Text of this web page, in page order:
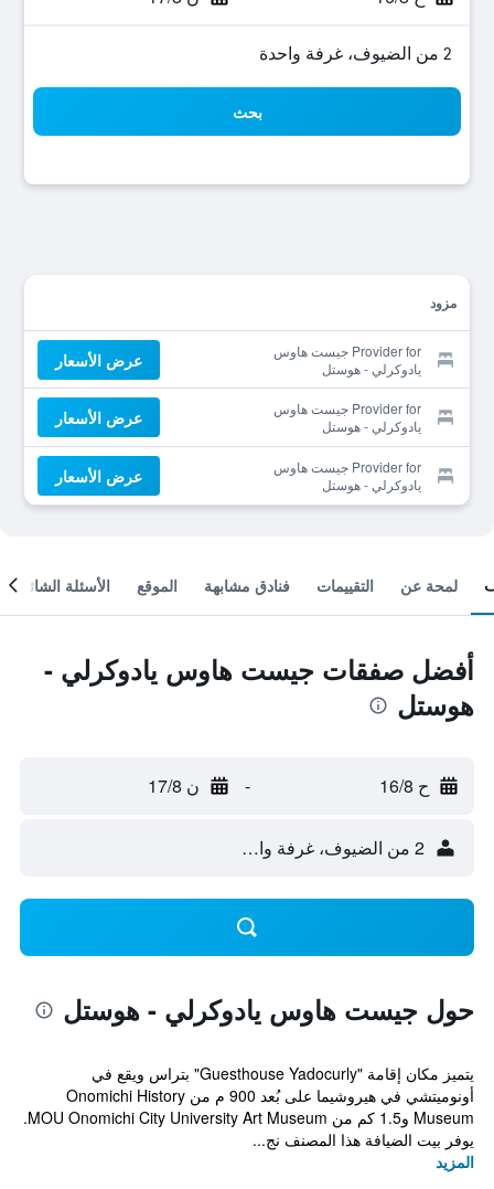
2 من الضيوف، غرفة واحدة
بحث
مزود
Provider for جيست هاوس
يادوكرلي - هوستل
عرض الأسعار
Provider for جيست هاوس
يادوكرلي - هوستل
عرض الأسعار
Provider for جيست هاوس
يادوكرلي - هوستل
عرض الأسعار
لمحة عن التقييمات فنادق مشابهة الموقع الأسئلة الشائعة
أفضل صفقات جيست هاوس يادوكرلي -
هوستل
ح 16/8 - ن 17/8
2 من الضيوف، غرفة واحدة
حول جيست هاوس يادوكرلي - هوستل
يتميز مكان إقامة "Guesthouse Yadocurly" بتراس ويقع في
أونوميتشي في هيروشيما على بُعد 900 م من Onomichi History
Museum و1.5 كم من MOU Onomichi City University Art Museum.
يوفر بيت الضيافة هذا المصنف نج...
المزيد